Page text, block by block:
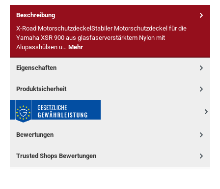
Beschreibung
X-Road MotorschutzdeckelStabiler Motorschutzdeckel für die
Yamaha XSR 900 aus glasfaserverstärktem Nylon mit
Alupasshülsen u… Mehr
Eigenschaften
Produktsicherheit
Bewertungen
Trusted Shops Bewertungen